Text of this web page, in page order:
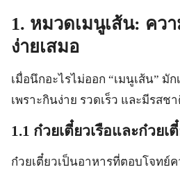
1. หมวดเมนูเส้น: คว
ง่ายเสมอ
เมื่อนึกอะไรไม่ออก “เมนูเส้น” มั
เพราะกินง่าย รวดเร็ว และมีรสช
1.1 ก๋วยเตี๋ยวเรือและก๋วยเ
ก๋วยเตี๋ยวเป็นอาหารที่ตอบโจทย์